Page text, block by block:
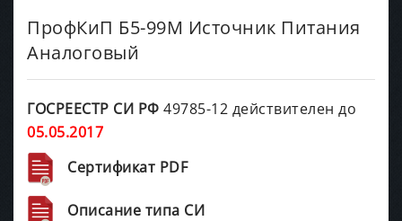
ПрофКиП Б5-99М Источник Питания
Аналоговый
ГОСРЕЕСТР СИ РФ 49785-12 действителен до
05.05.2017
Сертификат PDF
Описание типа СИ